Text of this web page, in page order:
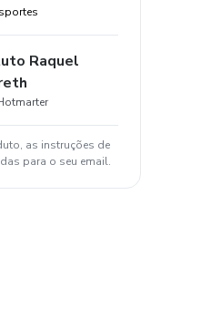
Raquel
as instruções de
para o seu email.